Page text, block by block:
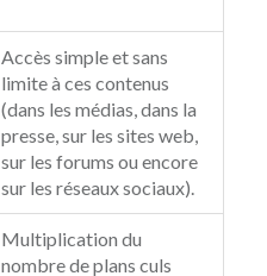
Accès simple et sans
limite à ces contenus
(dans les médias, dans la
presse, sur les sites web,
sur les forums ou encore
sur les réseaux sociaux).
Multiplication du
nombre de plans culs